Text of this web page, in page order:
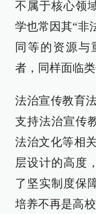
不属于核心领
学也常因其“非
同等的资源与
者，同样面临
法治宣传教育
支持法治宣传
法治文化等相
层设计的高度
了坚实制度保
培养不再是高